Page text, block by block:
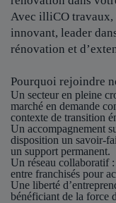
Avec illiCO travaux,
innovant, leader
rénovation et
Pourquoi rejoindre
Un secteur en pleine
marché en demande
contexte de transition
Un accompagnement
disposition un savoir-
un support permanent.
Un réseau collaboratif:
entre franchisés pour
Une liberté
bénéficiant de la force